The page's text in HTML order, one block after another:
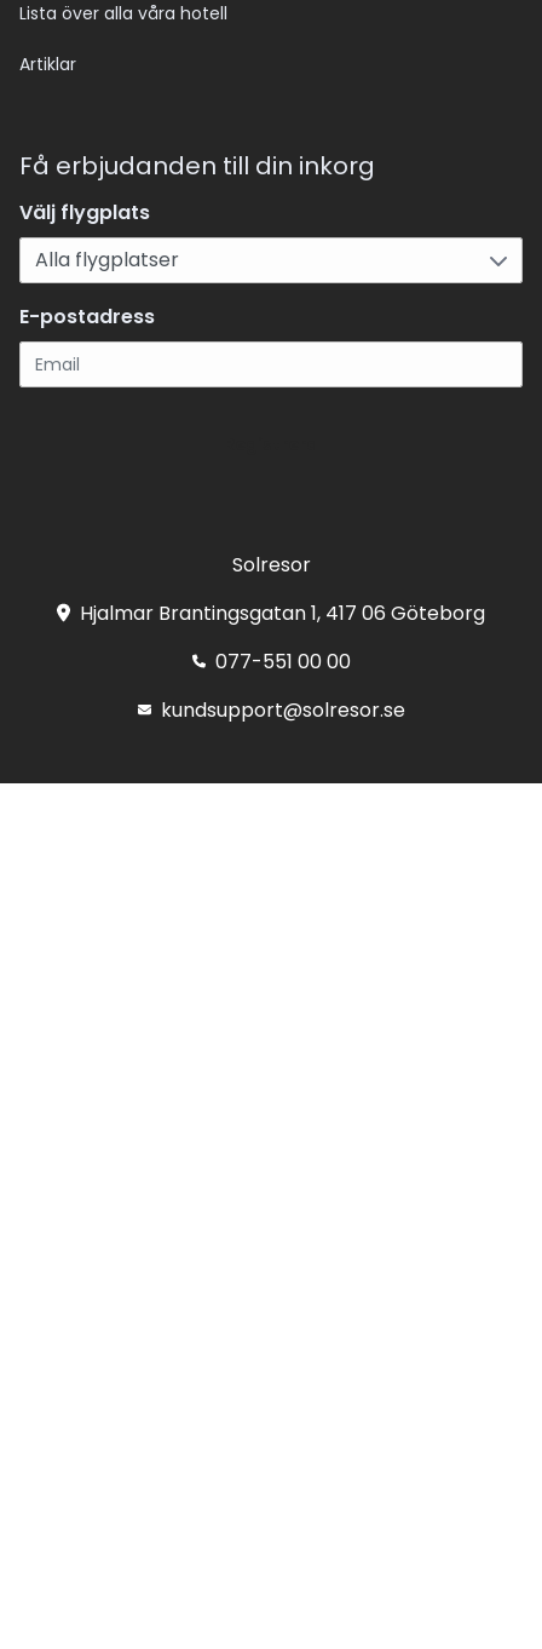
Lista över alla våra hotell
Artiklar
Få erbjudanden till din inkorg
Välj flygplats
E-postadress
Solresor
Hjalmar Brantingsgatan 1, 417 06 Göteborg
077-551 00 00
kundsupport@solresor.se